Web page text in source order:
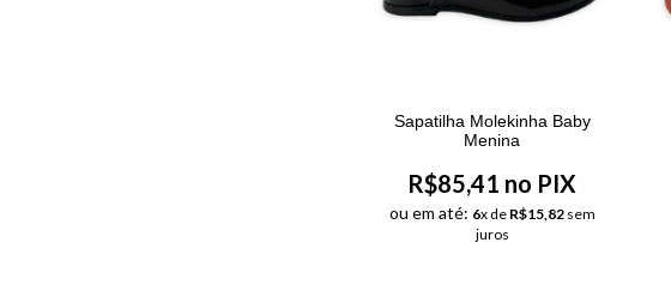
Sapatilha Molekinha Baby
Menina
R$85,41 no PIX
ou em até: 6x de R$15,82sem
juros